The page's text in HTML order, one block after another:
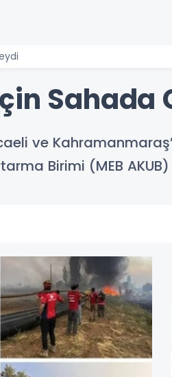
ve
Birimi (MEB